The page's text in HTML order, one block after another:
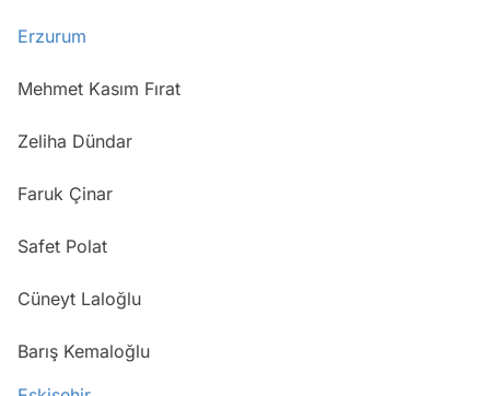
Erzurum
Mehmet Kasım Fırat
Zeliha Dündar
Faruk Çinar
Safet Polat
Cüneyt Laloğlu
Barış Kemaloğlu